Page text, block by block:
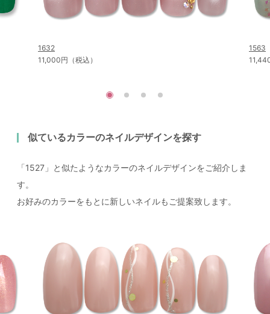
1632
11,000円（税込）
1563
似ているカラーのネイルデザインを探す
「1527」と似たようなカラーのネイルデザインをご紹介しま
す。
お好みのカラーをもとに新しいネイルもご提案致します。